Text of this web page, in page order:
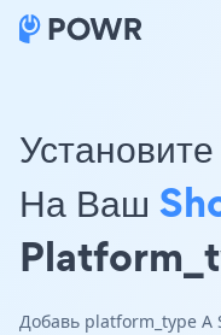
На Ваш
Добавь platform_type A